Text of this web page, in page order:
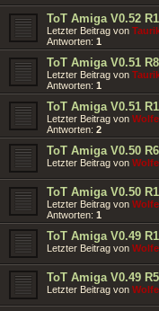
ToT Amiga V0.52 R1
Letzter Beitrag von
Antworten: 1
ToT Amiga V0.51 R8
Letzter Beitrag von
Antworten: 1
ToT Amiga V0.51 R1
Letzter Beitrag von
Antworten: 2
ToT Amiga V0.50 R6
Letzter Beitrag von
ToT Amiga V0.50 R1
Letzter Beitrag von
Antworten: 1
ToT Amiga V0.49
Letzter Beitrag von
ToT Amiga V0.49 R5
Letzter Beitrag von